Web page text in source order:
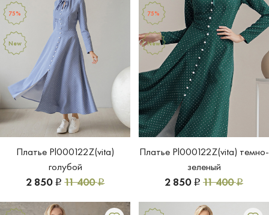
Платье Pl000122Z(vita)
голубой
2 850 Р 11 400Р
75%
New
Платье Pl000122Z(vita) темно-
зеленый
2 850 Р 11 400Р
75%
New